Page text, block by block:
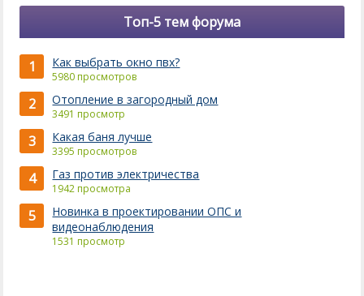
Топ-5 тем форума
1 Как выбрать окно пвх?
5980 просмотров
2 Отопление в загородный дом
3491 просмотр
3 Какая баня лучше
3395 просмотров
4 Газ против электричества
1942 просмотра
5
Новинка в проектировании ОПС и
видеонаблюдения
1531 просмотр